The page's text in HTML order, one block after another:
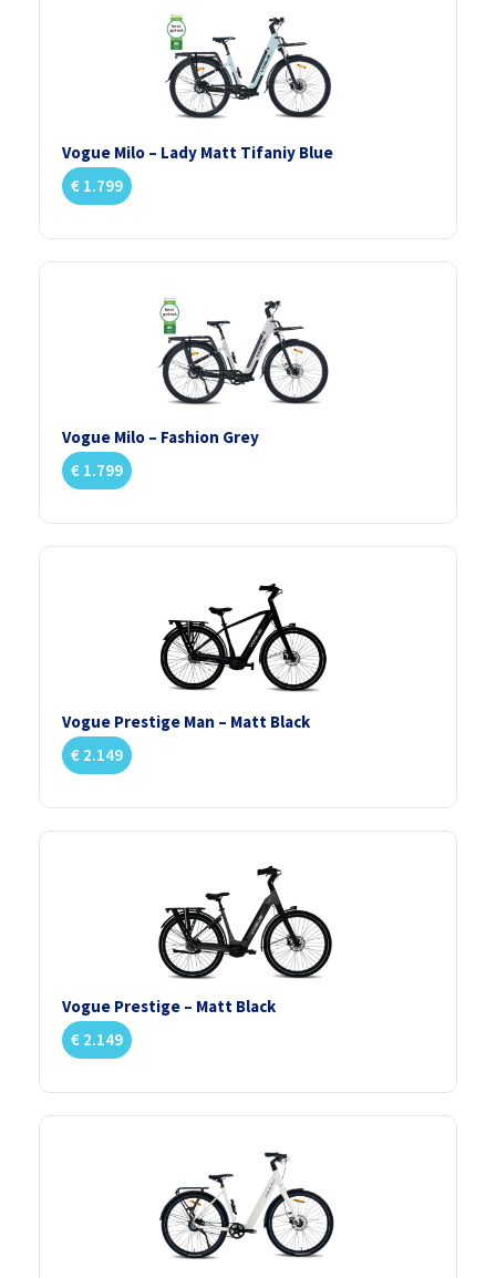
Vogue Milo – Lady Matt Tifaniy Blue
€ 1.799
Vogue Milo – Fashion Grey
€ 1.799
Vogue Prestige Man – Matt Black
€ 2.149
Vogue Prestige – Matt Black
€ 2.149